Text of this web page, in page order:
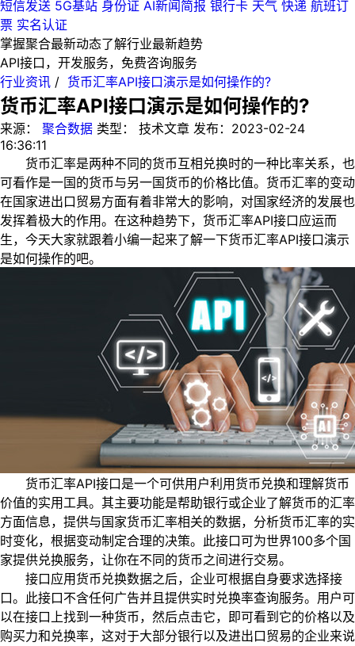
短信发送 5G基站 身份证 AI新闻简报 银行卡 天气 快递 航班订
票 实名认证
掌握聚合最新动态了解行业最新趋势
API接口，开发服务，免费咨询服务
行业资讯 / 货币汇率API接口演示是如何操作的?
货币汇率API接口演示是如何操作的?
来源： 聚合数据 类型： 技术文章 发布： 2023-02-24
16:36:11
货币汇率是两种不同的货币互相兑换时的一种比率关系，也
可看作是一国的货币与另一国货币的价格比值。货币汇率的变动
在国家进出口贸易方面有着非常大的影响，对国家经济的发展也
发挥着极大的作用。在这种趋势下，货币汇率API接口应运而
生，今天大家就跟着小编一起来了解一下货币汇率API接口演示
是如何操作的吧。
货币汇率API接口是一个可供用户利用货币兑换和理解货币
价值的实用工具。其主要功能是帮助银行或企业了解货币的汇率
方面信息，提供与国家货币汇率相关的数据，分析货币汇率的实
时变化，根据变动制定合理的决策。此接口可为世界100多个国
家提供兑换服务，让你在不同的货币之间进行交易。
接口应用货币兑换数据之后，企业可根据自身要求选择接
口。此接口不含任何广告并且提供实时兑换率查询服务。用户可
以在接口上找到一种货币，然后点击它，即可看到它的价格以及
购买力和兑换率，这对于大部分银行以及进出口贸易的企业来说